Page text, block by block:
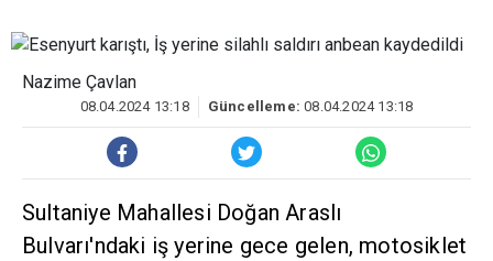
Nazime Çavlan
08.04.2024 13:18 Güncelleme: 08.04.2024 13:18
Sultaniye Mahallesi Doğan Araslı
Bulvarı'ndaki iş yerine gece gelen, motosiklet